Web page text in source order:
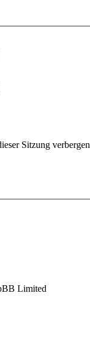
Sitzung verbergen
Limited